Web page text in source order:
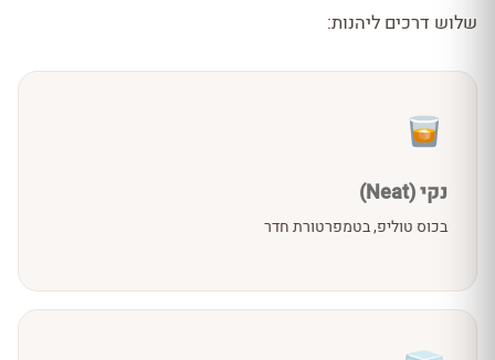
שלוש דרכים ליהנות:
נקי (Neat)
בכוס טוליפ, בטמפרטורת חדר